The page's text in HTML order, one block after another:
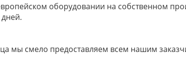
оборудовании на собственном
мы смело предоставляем всем нашим